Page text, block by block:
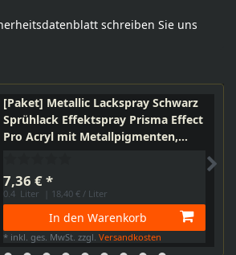
schreiben Sie uns
[Paket] Metallic Lackspray Schwarz
Sprühlack Effektspray Prisma Effect
Pro Acryl mit Metallpigmenten,
7,36 € *
0.4 Liter | 18,40 € / Liter
In den Warenkorb
* inkl. ges. MwSt. zzgl.Versandkosten